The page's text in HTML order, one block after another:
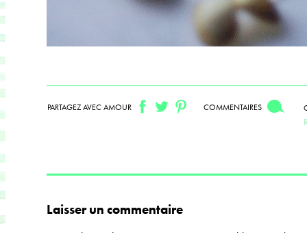
PARTAGEZ AVEC AMOUR COMMENTAIRES
Laisser un commentaire